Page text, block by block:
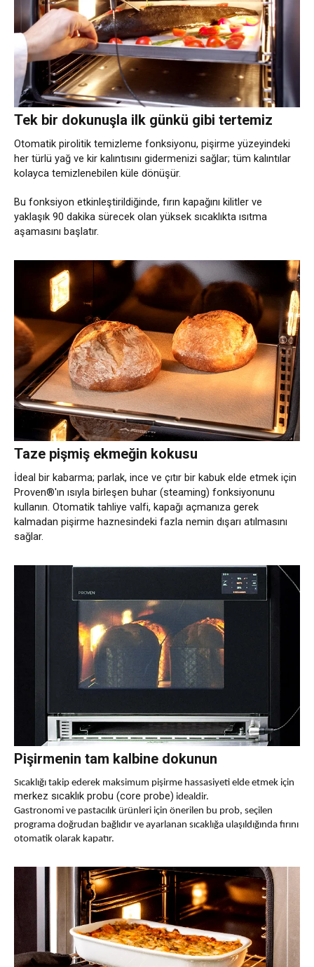
Tek bir dokunuşla ilk günkü gibi tertemiz
Otomatik pirolitik temizleme fonksiyonu, pişirme yüzeyindeki
her türlü yağ ve kir kalıntısını gidermenizi sağlar; tüm kalıntılar
kolayca temizlenebilen küle dönüşür.
Bu fonksiyon etkinleştirildiğinde, fırın kapağını kilitler ve
yaklaşık 90 dakika sürecek olan yüksek sıcaklıkta ısıtma
aşamasını başlatır.
Taze pişmiş ekmeğin kokusu
İdeal bir kabarma; parlak, ince ve çıtır bir kabuk elde etmek için
Proven®'ın ısıyla birleşen buhar (steaming) fonksiyonunu
kullanın. Otomatik tahliye valfi, kapağı açmanıza gerek
kalmadan pişirme haznesindeki fazla nemin dışarı atılmasını
sağlar.
Pişirmenin tam kalbine dokunun
Sıcaklığı takip ederek maksimum pişirme hassasiyeti elde etmek için
merkez sıcaklık probu (core probe) idealdir.
Gastronomi ve pastacılık ürünleri için önerilen bu prob, seçilen
programa doğrudan bağlıdır ve ayarlanan sıcaklığa ulaşıldığında fırını
otomatik olarak kapatır.